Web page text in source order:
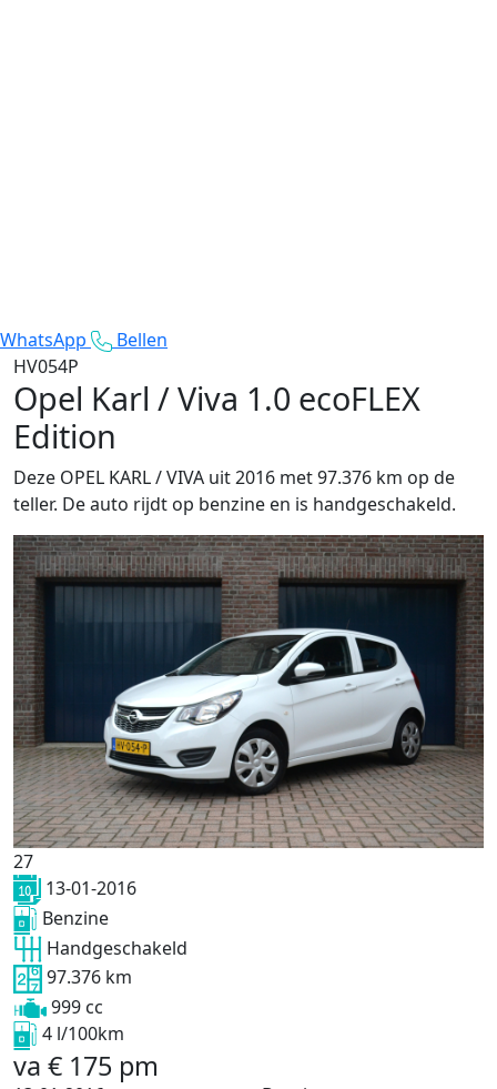
WhatsApp
Bellen
HV054P
Opel Karl / Viva 1.0 ecoFLEX
Edition
Deze OPEL KARL / VIVA uit 2016 met 97.376 km op de
teller. De auto rijdt op benzine en is handgeschakeld.
27
13-01-2016
Benzine
Handgeschakeld
97.376 km
999 cc
4 l/100km
va € 175 pm